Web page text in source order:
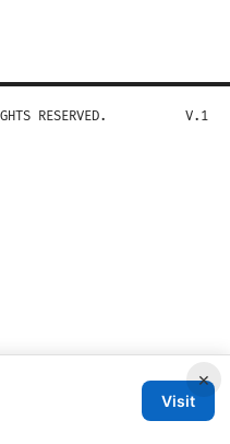
×
Visit
RESERVED. V.1